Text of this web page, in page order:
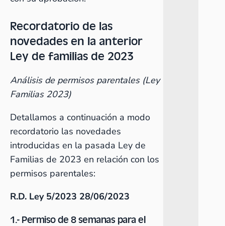
Recordatorio de las
novedades en la anterior
Ley de familias de 2023
Análisis de permisos parentales (Ley
Familias 2023)
Detallamos a continuación a modo
recordatorio las novedades
introducidas en la pasada Ley de
Familias de 2023 en relación con los
permisos parentales:
R.D. Ley 5/2023 28/06/2023
1.- Permiso de 8 semanas para el